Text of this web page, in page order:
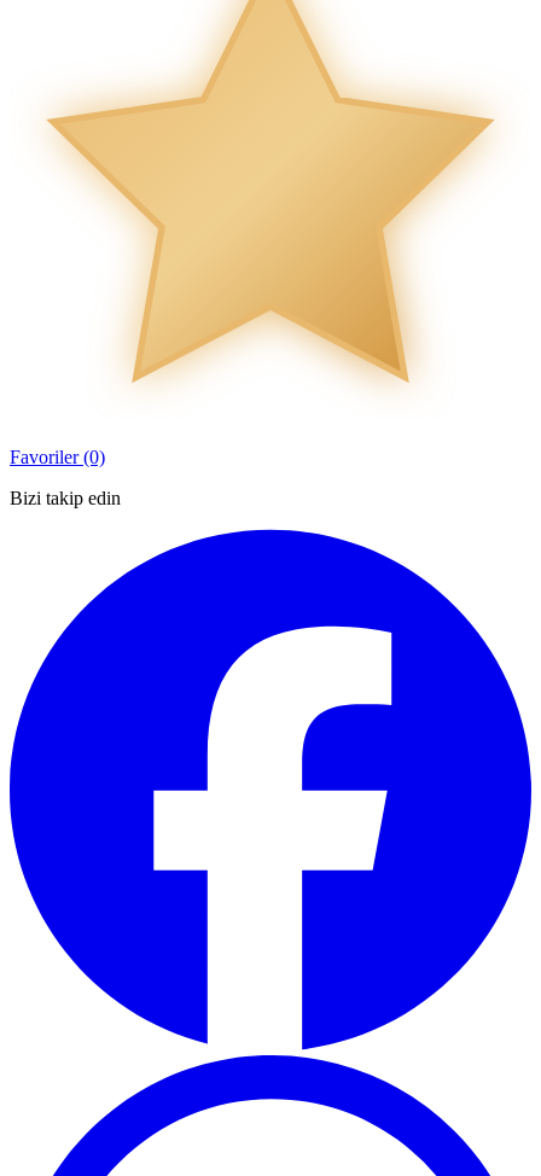
Favoriler (0)
Bizi takip edin